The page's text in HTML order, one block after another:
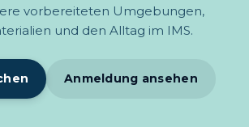
vorbereiteten Umgebungen,
und den Alltag im IMS.
Anmeldung ansehen